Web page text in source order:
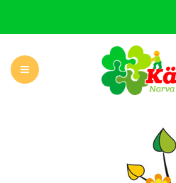
LASTEAIAST